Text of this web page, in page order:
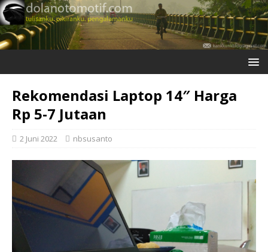
Rekomendasi Laptop 14″ Harga
Rp 5-7 Jutaan
2 Juni 2022 nbsusanto